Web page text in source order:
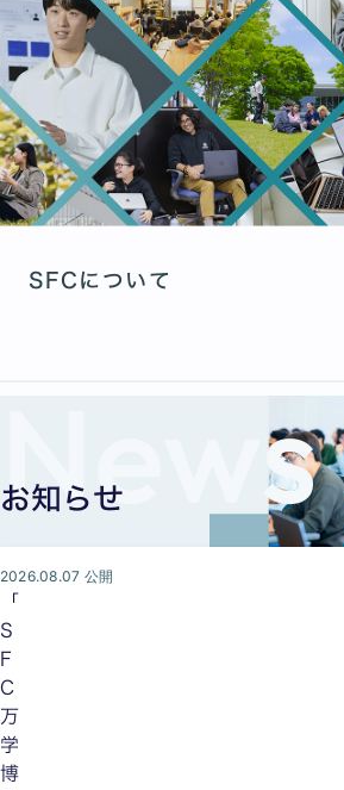
SFCについて
お知らせ
News
2026.08.07 公開
「
S
F
C
万
学
博